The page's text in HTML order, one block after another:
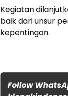
Kegiatan
baik dari unsur
kepentingan.
Follow